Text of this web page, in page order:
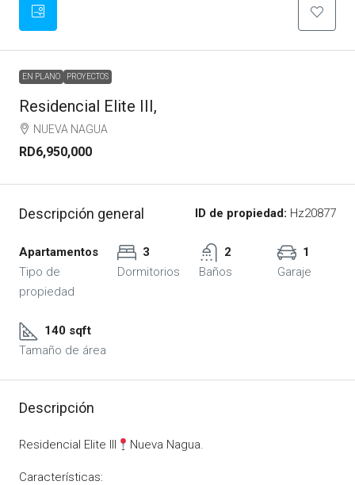
EN PLANO PROYECTOS
Residencial Elite III,
NUEVA NAGUA
RD6,950,000
Descripción general ID de propiedad: Hz20877
Apartamentos
Tipo de
propiedad
3
Dormitorios
2
Baños
1
Garaje
140 sqft
Tamaño de área
Descripción
Residencial Elite III Nueva Nagua.
Características: